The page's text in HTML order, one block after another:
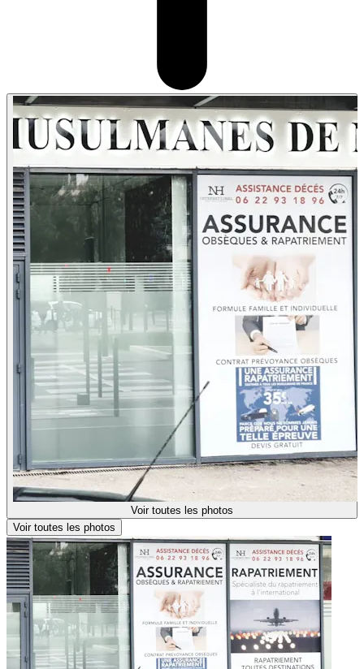
Voir toutes les photos
Voir toutes les photos